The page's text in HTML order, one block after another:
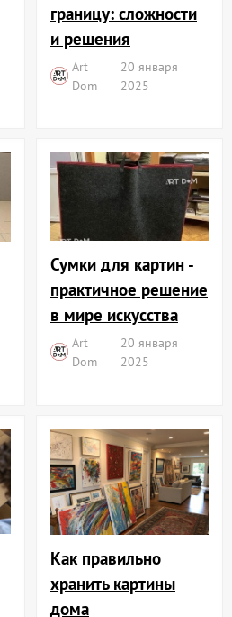
границу: сложности
и решения
Art
Dom
20 января
2025
Сумки для картин -
практичное решение
в мире искусства
Art
Dom
20 января
2025
Как правильно
хранить картины
дома